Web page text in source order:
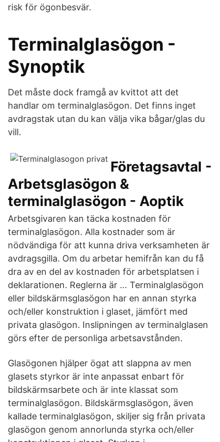
risk för ögonbesvär.
Terminalglasögon -
Synoptik
Det måste dock framgå av kvittot att det
handlar om terminalglasögon. Det finns inget
avdragstak utan du kan välja vika bågar/glas du
vill.
Företagsavtal -
Arbetsglasögon &
terminalglasögon - Aoptik
Arbetsgivaren kan täcka kostnaden för
terminalglasögon. Alla kostnader som är
nödvändiga för att kunna driva verksamheten är
avdragsgilla. Om du arbetar hemifrån kan du få
dra av en del av kostnaden för arbetsplatsen i
deklarationen. Reglerna är … Terminalglasögon
eller bildskärmsglasögon har en annan styrka
och/eller konstruktion i glaset, jämfört med
privata glasögon. Inslipningen av terminalglasen
görs efter de personliga arbetsavstånden.
Glasögonen hjälper ögat att slappna av men
glasets styrkor är inte anpassat enbart för
bildskärmsarbete och är inte klassat som
terminalglasögon. Bildskärmsglasögon, även
kallade terminalglasögon, skiljer sig från privata
glasögon genom annorlunda styrka och/eller